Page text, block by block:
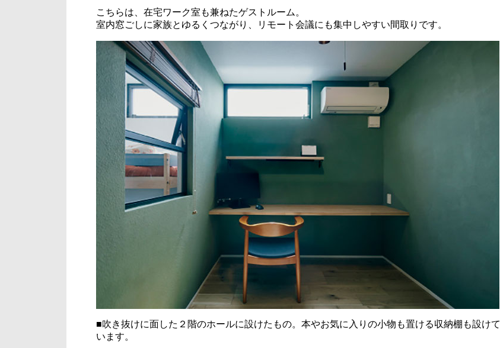
こちらは、在宅ワーク室も兼ねたゲストルーム。
室内窓ごしに家族とゆるくつながり、リモート会議にも集中しやすい間取りです。
■吹き抜けに面した２階のホールに設けたもの。本やお気に入りの小物も置ける収納棚も設けて
います。